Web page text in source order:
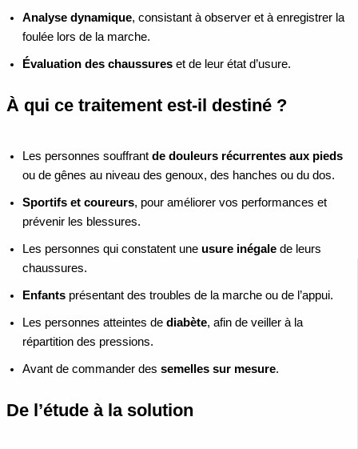
Analyse dynamique, consistant à observer et à enregistrer la
foulée lors de la marche.
Évaluation des chaussures et de leur état d’usure.
À qui ce traitement est-il destiné ?
Les personnes souffrant de douleurs récurrentes aux pieds
ou de gênes au niveau des genoux, des hanches ou du dos.
Sportifs et coureurs, pour améliorer vos performances et
prévenir les blessures.
Les personnes qui constatent une usure inégale de leurs
chaussures.
Enfants présentant des troubles de la marche ou de l’appui.
Les personnes atteintes de diabète, afin de veiller à la
répartition des pressions.
Avant de commander des semelles sur mesure.
De l’étude à la solution